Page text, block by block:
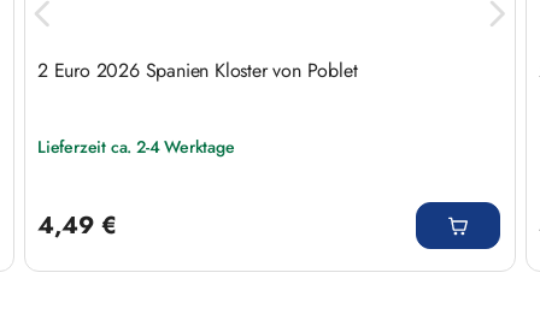
2 Euro 2026 Spanien Kloster von Poblet
Lieferzeit ca. 2-4 Werktage
4,49 €